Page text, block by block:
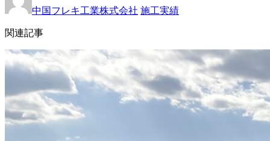
中国フレキ工業株式会社 施工実績
関連記事